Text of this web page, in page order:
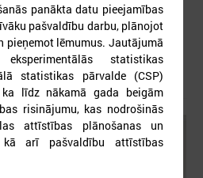
piedalīties Iekšlietu ministrijas un
sarunās, kas notiks šī gada 5. augustā
Pils iela 1, Rīga).
panākta datu pieejamības
pašvaldību darbu, plānojot
lēmumus. Jautājumā
statistikas
statistikas pārvalde (CSP)
līdz nākamā gada beigām
risinājumu, kas nodrošinās
attīstības plānošanas un
kā arī pašvaldību attīstības